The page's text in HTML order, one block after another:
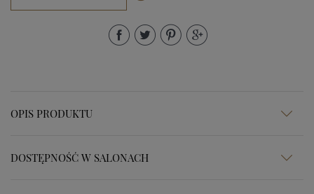
OPIS PRODUKTU
DOSTĘPNOŚĆ W SALONACH